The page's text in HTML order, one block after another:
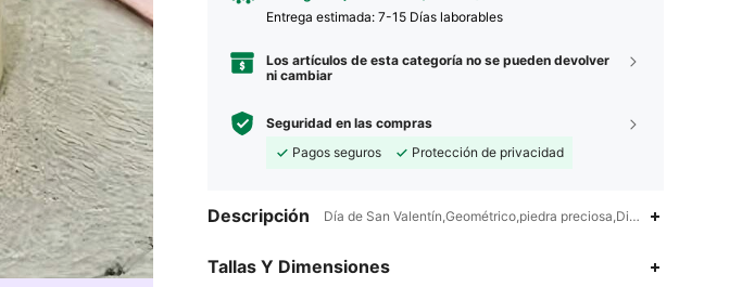
Entrega estimada: 7-15 Días laborables
Los artículos de esta categoría no se pueden devolver
ni cambiar
Seguridad en las compras
Pagos seguros
Protección de privacidad
Descripción Día de San Valentín,Geométrico,piedra preciosa,Diamante de
Tallas Y Dimensiones
4.89